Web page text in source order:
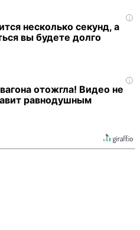
i
несколько секунд, а
вы будете долго
i
отожгла! Видео не
равнодушным